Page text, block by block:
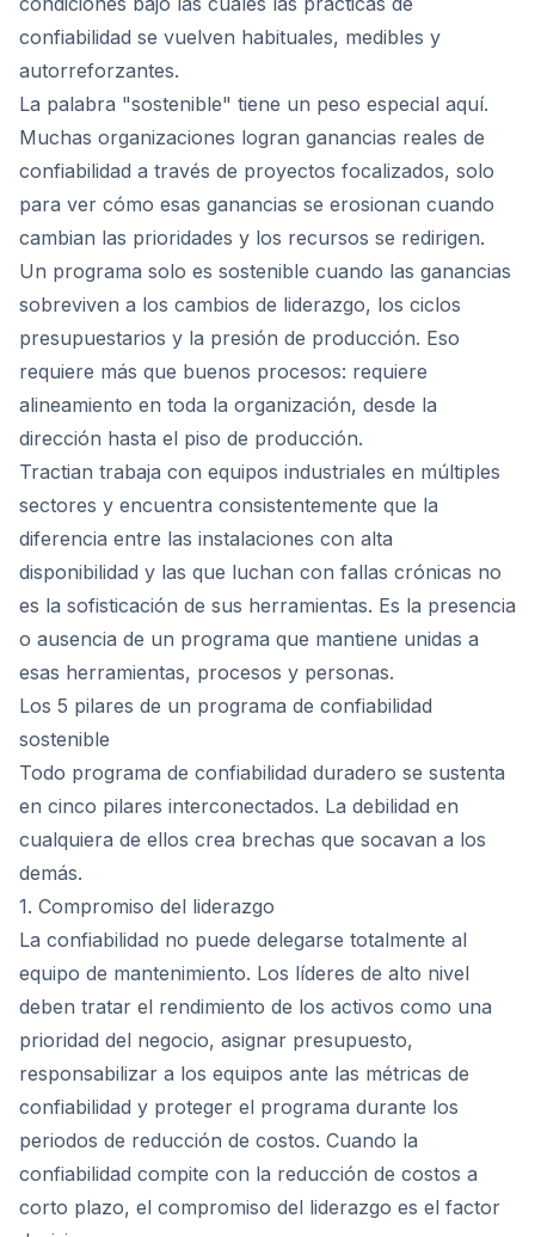
confiabilidad se vuelven habituales, medibles y
autorreforzantes.
La palabra "sostenible" tiene un peso especial aquí.
Muchas organizaciones logran ganancias reales de
confiabilidad a través de proyectos focalizados, solo
para ver cómo esas ganancias se erosionan cuando
cambian las prioridades y los recursos se redirigen.
Un programa solo es sostenible cuando las ganancias
sobreviven a los cambios de liderazgo, los ciclos
presupuestarios y la presión de producción. Eso
requiere más que buenos procesos: requiere
alineamiento en toda la organización, desde la
dirección hasta el piso de producción.
Tractian trabaja con equipos industriales en múltiples
sectores y encuentra consistentemente que la
diferencia entre las instalaciones con alta
disponibilidad y las que luchan con fallas crónicas no
es la sofisticación de sus herramientas. Es la presencia
o ausencia de un programa que mantiene unidas a
esas herramientas, procesos y personas.
Los 5 pilares de un programa de confiabilidad
sostenible
Todo programa de confiabilidad duradero se sustenta
en cinco pilares interconectados. La debilidad en
cualquiera de ellos crea brechas que socavan a los
demás.
1. Compromiso del liderazgo
La confiabilidad no puede delegarse totalmente al
equipo de mantenimiento. Los líderes de alto nivel
deben tratar el rendimiento de los activos como una
prioridad del negocio, asignar presupuesto,
responsabilizar a los equipos ante las métricas de
confiabilidad y proteger el programa durante los
periodos de reducción de costos. Cuando la
confiabilidad compite con la reducción de costos a
corto plazo, el compromiso del liderazgo es el factor